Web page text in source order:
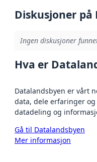
Diskusjoner på
Ingen diskusjoner
Hva er
Datalandsbyen er vårt
data, dele erfaringer
datadeling og
Gå til Datalandsbyen
Mer informasjon